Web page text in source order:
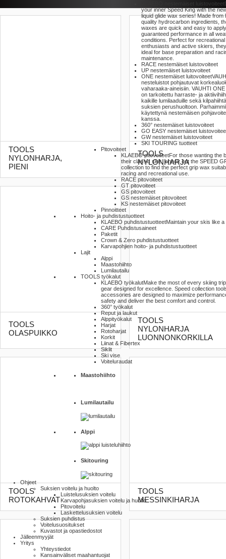
KLAEBO nestemäiset luistovoiteet
your inner Speed King with the
liquid glide wax series! Made from
quality hydrocarbon ingredients,
waxes are quick and easy to
guaranteed performance in all
conditions. Perfect for recreational
enthusiasts and active skiers,
ideal for base preparation and
maintenance.
RACE nestemäiset luistovoiteet
UP nestemäiset luistovoiteet
ONE nestemäiset luitovoiteet
nesteluistot pohjautuvat
vaharaaka-aineisiin. VAUHTI
on tarkoitettu harraste- ja
kaikille lumilaaduille sekä
suksien perushuoltoon.
käytettynä nestemäisen
kanssa.
360° nestemäiset luistovoiteet
GO EASY nestemäiset
GW nestemäiset luistovoiteet
SKI TOURING tuotteet
Pitovoiteet
KLAEBO pitovoiteetFor those wanting the
their classic skis, check out the SPEED
collection to find the perfect grip wax
racing and recreational use.
RACE pitovoiteet
GT pitovoiteet
GS pitovoiteet
GS nestemäiset pitovoiteet
KS nestemäiset pitovoiteet
Pinnoitteet
Hoito- ja puhdistustuotteet
KLAEBO puhdistustuotteetMaintain your skis like a
CARE Puhdistusaineet
Paketit
Crown & Zero puhdistustuotteet
Karvapohjien hoito- ja puhdistustuotteet
Lajit
Alppi
Maastohiihto
Lumilautailu
TOOLS työkalut
KLAEBO työkalutMake the most of every skiing
gear designed for excellence. Speed collection
accessories are designed to maximize
safety and deliver the best comfort and control.
360° työkalut
Reput ja laukut
Alppityökalut
Harjat
Rotoharjat
Korkit
Liinat & Fibertex
Siklit
Ski vise
Voiteluraudat
Maastohiihto
Lumilautailu
Alppi
Skitouring
Ohjeet
Suksien voitelu ja huolto
Luistelu­suksien voitelu
Karva­pohja­suksien voitelu ja huolto
Pito­voitelu
Laskettelu­suksien voitelu
Suksien puhdistus
Voitelusuositukset
Kuvastot ja opas­tiedostot
Jälleenmyyjät
Yritys
Yhteystiedot
Kansainväliset maahantuojat
TOOLS
NYLONHARJA,
PIENI
TOOLS
NYLONHARJA
TOOLS
OLASPUIKKO
TOOLS
NYLONHARJA
LUONNONKORKILLA
TOOLS
ROTOKAHVAT
TOOLS
MESSINKIHARJA